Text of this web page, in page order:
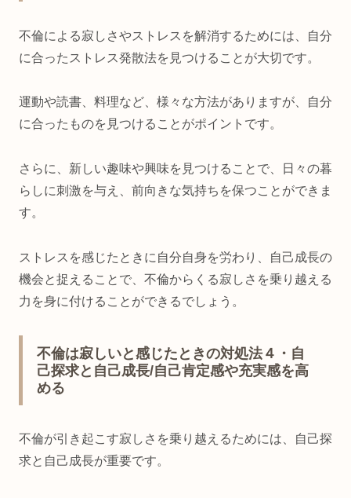
不倫による寂しさやストレスを解消するためには、自分
に合ったストレス発散法を見つけることが大切です。
運動や読書、料理など、様々な方法がありますが、自分
に合ったものを見つけることがポイントです。
さらに、新しい趣味や興味を見つけることで、日々の暮
らしに刺激を与え、前向きな気持ちを保つことができま
す。
ストレスを感じたときに自分自身を労わり、自己成長の
機会と捉えることで、不倫からくる寂しさを乗り越える
力を身に付けることができるでしょう。
不倫は寂しいと感じたときの対処法４・自
己探求と自己成長/自己肯定感や充実感を高
める
不倫が引き起こす寂しさを乗り越えるためには、自己探
求と自己成長が重要です。